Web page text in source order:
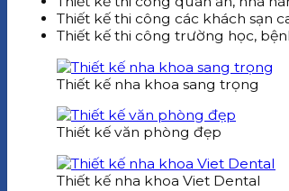
Thiết kế thi công các khách sạn
Thiết kế thi công trường học,
Thiết kế nha khoa sang trọng
Thiết kế văn phòng đẹp
Thiết kế nha khoa Viet Dental